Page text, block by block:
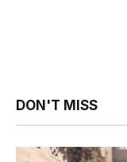
DON'T MISS